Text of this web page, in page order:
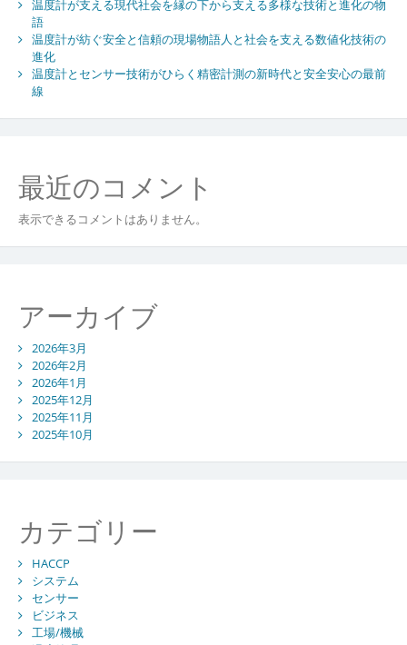
と
未
来
を
技
術
の
進
温度計が支える現代社会を縁の下から支える多様な技術と進化の物
語
温度計が紡ぐ安全と信頼の現場物語人と社会を支える数値化技術の
進化
温度計とセンサー技術がひらく精密計測の新時代と安全安心の最前
線
最近のコメント
表示できるコメントはありません。
アーカイブ
2026年3月
2026年2月
2026年1月
2025年12月
2025年11月
2025年10月
カテゴリー
HACCP
システム
センサー
ビジネス
工場/機械